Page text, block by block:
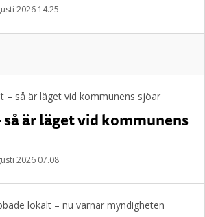
2026 14.25
är läget vid kommunens
2026 07.08